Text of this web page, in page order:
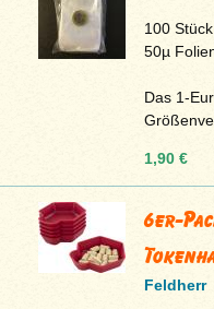
100
50µ
Das 1-
1,90 €
6er-
Feldherr